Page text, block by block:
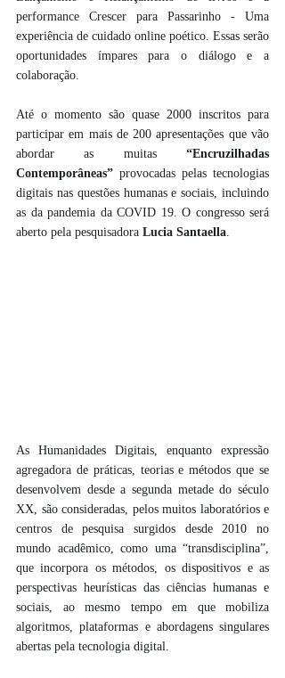
performance Crescer para Passarinho - Uma
experiência de cuidado online poético. Essas serão
oportunidades ímpares para o diálogo e a
colaboração.
Até o momento são quase 2000 inscritos para
participar em mais de 200 apresentações que vão
abordar as muitas “Encruzilhadas
Contemporâneas” provocadas pelas tecnologias
digitais nas questões humanas e sociais, incluindo
as da pandemia da COVID 19. O congresso será
aberto pela pesquisadora Lucia Santaella.
As Humanidades Digitais, enquanto expressão
agregadora de práticas, teorias e métodos que se
desenvolvem desde a segunda metade do século
XX, são consideradas, pelos muitos laboratórios e
centros de pesquisa surgidos desde 2010 no
mundo acadêmico, como uma “transdisciplina”,
que incorpora os métodos, os dispositivos e as
perspectivas heurísticas das ciências humanas e
sociais, ao mesmo tempo em que mobiliza
algoritmos, plataformas e abordagens singulares
abertas pela tecnologia digital.